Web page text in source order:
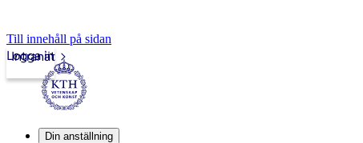
Till innehåll på sidan
Intranät
Logga in
Din anställning